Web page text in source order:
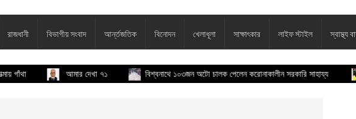
রাজধানী বিভাগীয় সংবাদ আর্ন্তজতিক বিনোদন খেলাধূলা সাক্ষাৎকার লাইফ স্টাইল স্বাস্থ্য
আমার দেখা ৭১ বিশ্বনাথে ১০৩জন অটো চালক পেলেন করোনাকালীন সরকারি সাহায্য